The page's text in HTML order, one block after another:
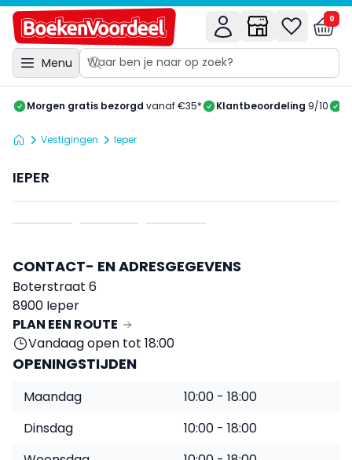
Menu
0
Morgen gratis bezorgd vanaf €35* Klantbeoordeling 9/10
Vestigingen Ieper
IEPER
CONTACT- EN ADRESGEGEVENS
Boterstraat 6
8900 Ieper
PLAN EEN ROUTE
Vandaag open tot 18:00
OPENINGSTIJDEN
Maandag
10:00 - 18:00
Dinsdag
10:00 - 18:00